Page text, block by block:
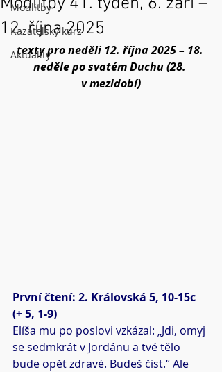
Modlitby
Kazatelský kurz
Aktuality
12. října 2025
texty pro neděli 12. října 2025 – 18.
neděle po svatém Duchu (28.
v mezidobí)
První čtení: 2. Královská 5, 10-15c
(+ 5, 1-9)
Elíša mu po poslovi vzkázal: „Jdi, omyj
se sedmkrát v Jordánu a tvé tělo
bude opět zdravé. Budeš čist.“ Ale